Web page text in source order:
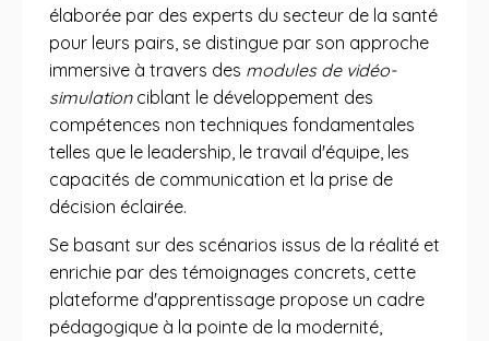
élaborée par des experts du secteur de la santé
pour leurs pairs, se distingue par son approche
immersive à travers des modules de vidéo-
simulationciblant le développement des
compétences non techniques fondamentales
telles que le leadership, le travail d'équipe, les
capacités de communication et la prise de
décision éclairée.
Se basant sur des scénarios issus de la réalité et
enrichie par des témoignages concrets, cette
plateforme d'apprentissage propose un cadre
pédagogique à la pointe de la modernité,